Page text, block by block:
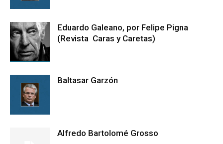
Eduardo Galeano, por Felipe Pigna
(Revista Caras y Caretas)
Baltasar Garzón
Alfredo Bartolomé Grosso